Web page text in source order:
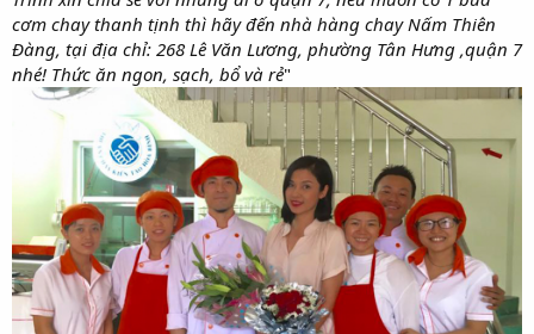
cơm chay thanh tịnh thì hãy đến nhà hàng chay Nấm Thiên
Đàng, tại địa chỉ: 268 Lê Văn Lương, phường Tân Hưng ,quận 7
nhé! Thức ăn ngon, sạch, bổ và rẻ"